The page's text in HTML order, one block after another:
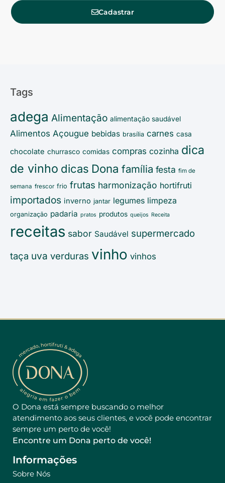
Cadastrar
Tags
adega Alimentação alimentação saudável
Alimentos Açougue bebidas brasília carnes casa
chocolate churrasco comidas compras cozinha dica
de vinho dicas Dona família festa fim de
semana frescor frio frutas harmonização hortifruti
importados inverno jantar legumes limpeza
organização padaria pratos produtos queijos Receita
receitas sabor Saudável supermercado
taça uva verduras vinho vinhos
O Dona está sempre buscando o melhor
atendimento aos seus clientes, e você pode encontrar
sempre um perto de você!
Encontre um Dona perto de você!
Informações
Sobre Nós